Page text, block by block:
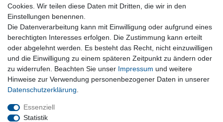
Pokémon Voldi Plüsch 20
cm PKW2358 offiziell
lizenziertes Kuscheltier
Jazwares
UVP 29,99 €
19,99 € *
Artikel anzeigen
* inkl. ges. MwSt.
Versandkosten
Pokémon Wolly Plüsch 20
cm PKW0055 offiziell
lizenziertes Kuscheltier
Jazwares
UVP 29,99 €
18,99 € *
Cookies. Wir teilen diese Daten mit Dritten, die wir in den
Einstellungen benennen.
Die Datenverarbeitung kann mit Einwilligung oder aufgrund eines
berechtigten Interesses erfolgen. Die Zustimmung kann erteilt
oder abgelehnt werden. Es besteht das Recht, nicht einzuwilligen
und die Einwilligung zu einem späteren Zeitpunkt zu ändern oder
zu widerrufen. Beachten Sie unser Impressum und weitere
Hinweise zur Verwendung personenbezogener Daten in unserer
Daten­schutz­erklärung
Essenziell
Statistik